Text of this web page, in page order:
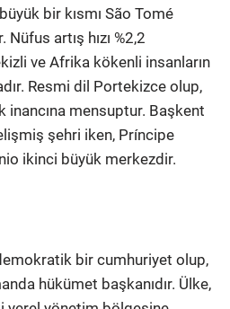
bir kısmı São Tomé
Nüfus artış hızı %2,2
ve Afrika kökenli insanların
Resmi dil Portekizce olup,
inancına mensuptur. Başkent
şehri iken, Príncipe
ikinci büyük merkezdir.
bir cumhuriyet olup,
hükümet başkanıdır. Ülke,